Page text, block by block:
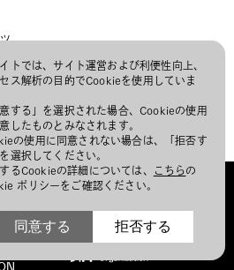
3-1-1-9F
トでは、サイト運営および利便性向上、
ス解析の目的でCookieを使用していま
意する」を選択された場合、Cookieの使用
したものとみなされます。
の使用に同意されない場合は、「拒否す
選択してください。
るCookieの詳細については、
こちらの
ポリシーをご確認ください。
同意する 拒否する